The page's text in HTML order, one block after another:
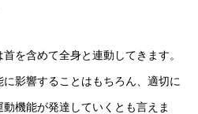
を含めて全身と連動してきます。
影響することはもちろん、適切に
機能が発達していくとも言えま